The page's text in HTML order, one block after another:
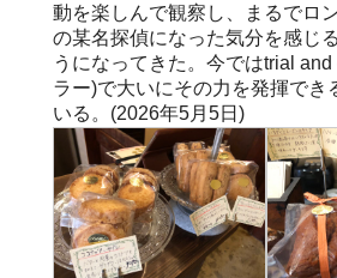
動を楽しんで観察し、まるでロ
の某名探偵になった気分を感じ
うになってきた。今ではtrial
ラー)で大いにその力を発揮でき
いる。(2026年5月5日)